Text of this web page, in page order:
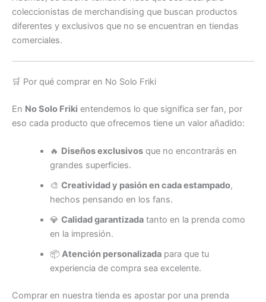
coleccionistas de merchandising que buscan productos
diferentes y exclusivos que no se encuentran en tiendas
comerciales.
🛒 Por qué comprar en No Solo Friki
En No Solo Friki entendemos lo que significa ser fan, por
eso cada producto que ofrecemos tiene un valor añadido:
🔥 Diseños exclusivosque no encontrarás en
grandes superficies.
🎨 Creatividad y pasión en cada estampado,
hechos pensando en los fans.
💎 Calidad garantizadatanto en la prenda como
en la impresión.
📦 Atención personalizadapara que tu
experiencia de compra sea excelente.
Comprar en nuestra tienda es apostar por una prenda